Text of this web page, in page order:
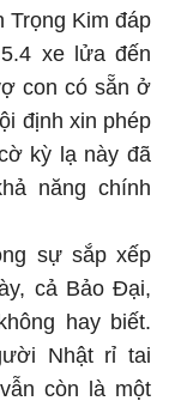
Trọng Kim đáp
xe lửa đến
con có sẵn ở
định xin phép
kỳ lạ này đã
năng chính
sự sắp xếp
cả Bảo Đại,
hay biết.
Nhật rỉ tai
còn là một